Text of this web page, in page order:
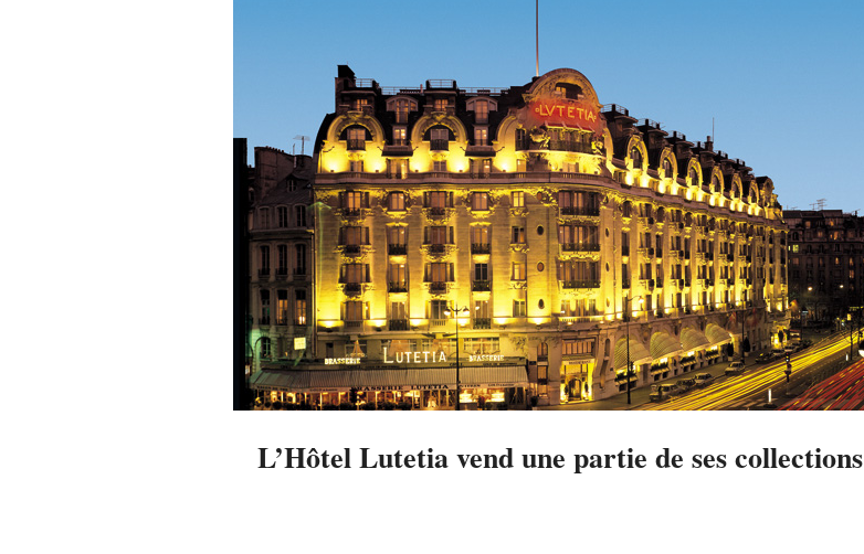
L’Hôtel Lutetia vend une partie de ses collections